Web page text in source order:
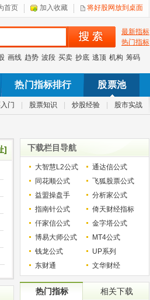
首页 加入收藏 将好股网放到桌面
最新指标
热门指标
画线 趋势 波段 买卖 抄底 逃顶 机构 筹码
热门指标排行 股票池
门 股票知识 炒股经验 股市实战
] 下载栏目导航
大智慧L2公式
通达信公式
同花顺公式
飞狐股票公式
益盟操盘手
分析家公式
指南针公式
倚天财经指标
仟家信公式
金字塔公式
博易大师公式
MT4公式
钱龙公式
UP系列
东财通
文华财经
热门指标 相关下载